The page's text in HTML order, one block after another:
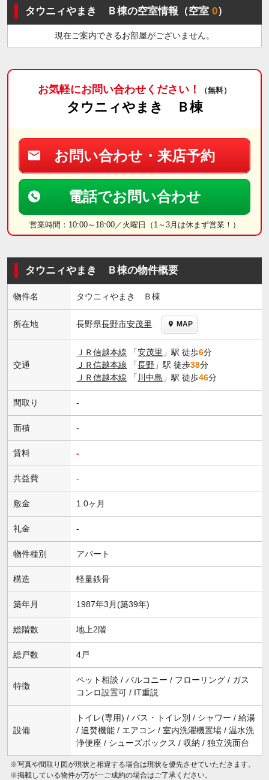
タウニィやまき Ｂ棟の空室情報（空室0）
現在ご案内できるお部屋がございません。
お気軽にお問い合わせください！ （無料）
タウニィやまき Ｂ棟
お問い合わせ・来店予約
電話でお問い合わせ
営業時間：10:00～18:00／火曜日（1～3月は休まず営業！）
タウニィやまき Ｂ棟の物件概要
物件名 タウニィやまき Ｂ棟
所在地 長野県長野市安茂里 MAP
交通
ＪＲ信越本線 「安茂里 」駅 徒歩6分
ＪＲ信越本線 「長野 」駅 徒歩38分
ＪＲ信越本線 「 川中島 」駅 徒歩46分
間取り -
面積 -
賃料 -
共益費 -
敷金 1.0ヶ月
礼金 -
物件種別 アパート
構造 軽量鉄骨
築年月 1987年3月(築39年)
総階数 地上2階
総戸数 4戸
特徴
ペット相談 / バルコニー / フローリング / ガス
コンロ設置可 / IT重説
設備
トイレ(専用) / バス・トイレ別 / シャワー / 給湯
/ 追焚機能 / エアコン / 室内洗濯機置場 / 温水洗
浄便座 / シューズボックス / 収納 / 独立洗面台
※写真や間取り図が現状と相違する場合は現状を優先させていただきます。
※掲載している物件が万が一ご成約の場合はご了承ください。